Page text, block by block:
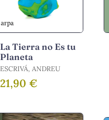
La Tierra no Es tu
Planeta
ESCRIVÁ, ANDREU
21,90 €